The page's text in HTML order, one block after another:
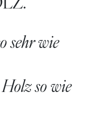
sehr wie
so wie